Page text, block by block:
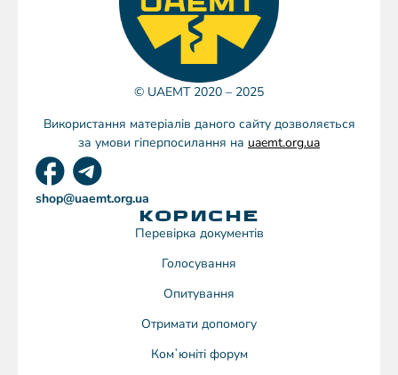
© UAEMT 2020 – 2025
Використання матеріалів даного сайту дозволяється
за умови гіперпосилання на uaemt.org.ua
shop@uaemt.org.ua
КОРИСНЕ
Перевірка документів
Голосування
Опитування
Отримати допомогу
Комʼюніті форум